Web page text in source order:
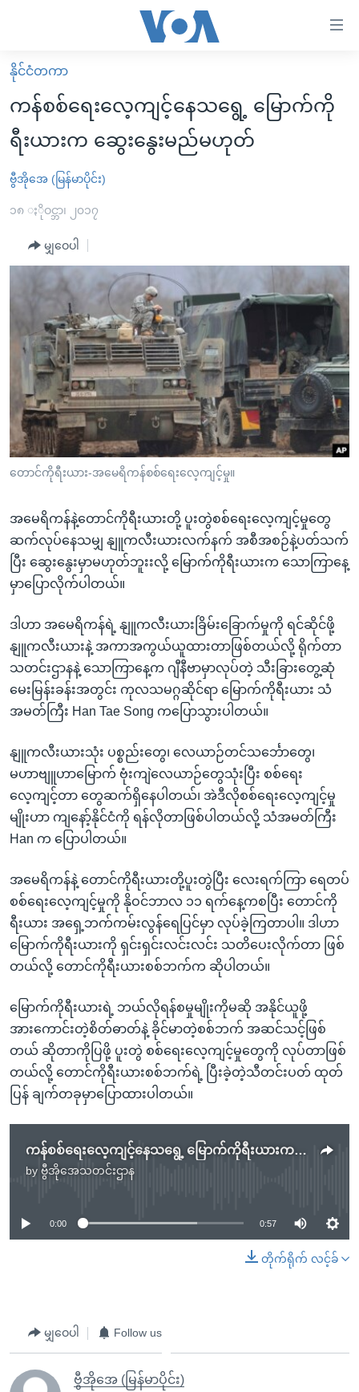
လွယ်ကူ
စေ
သည့်
Link
များ
ပင်မ
ပင်မ
စာမျက်နှာ
သို့
ကျော်
ကြည့်
ရှာဖွေ
ရန်
နေရာ
သို့
ရန်
မူလစာမျက်နှာ
မြန်မာ
ကမ္ဘာ့သတင်းများ
နိုင်ငံတကာ
အစ္စရေး-ပါလက်စတိုင်း
ဗွီဒီယို
အင်္ဂလိပ်စာလေ့လာမယ်
အမေရိကန်သုံးအီဒီယံ
မကြေးမုံရဲ့ အင်္ဂလိပ်စာ
ရုပ်ရှင်ထဲက အင်္ဂလိပ်စာ
သုတပဒေသာ အင်္ဂလိပ်စာ
အပတ်စဉ်ကဏ္ဍများ
ရေဒီယို
တီဗွီ
ရေဒီယိုနှင့်ရုပ်သံ အချက်အလက်များ
ရေဒီယို/တီဗွီအစီအစဉ်
Learning English
ဗွီအိုအေ လူမှုကွန်ယက်များ
ဘာသာစကားများ
နိုင်ငံတကာ
ကန်စစ်ရေးလေ့ကျင့်နေသရွေ့ မြောက်ကို
ရီးယားက ဆွေးနွေးမည်မဟုတ်
ဗွီအိုအေ (မြန်မာပိုင်း)
၁၈ ႏိုဝင္ဘာ၊ ၂၀၁၇
မျှဝေပါ
တောင်ကိုရီးယား-အမေရိကန်စစ်ရေးလေ့ကျင့်မှု။
အမေရိကန်နဲ့တောင်ကိုရီးယားတို့ ပူးတွဲစစ်ရေးလေ့ကျင့်မှုတွေ
ဆက်လုပ်နေသမျှ နျူကလီးယားလက်နက် အစီအစဉ်နဲ့ပတ်သက်
ပြီး ဆွေးနွေးမှာမဟုတ်ဘူးးလို့ မြောက်ကိုရီးယားက သောကြာနေ့
မှာပြောလိုက်ပါတယ်။
ဒါဟာ အမေရိကန်ရဲ့ နျူကလီးယားခြိမ်းခြောက်မှုကို ရင်ဆိုင်ဖို့
နျူကလီးယားနဲ့ အကာအကွယ်ယူထားတာဖြစ်တယ်လို့ ရိုက်တာ
သတင်းဌာနနဲ့ သောကြာနေ့က ဂျီနီဗာမှာလုပ်တဲ့ သီးခြားတွေ့ဆုံ
မေးမြန်းခန်းအတွင်း ကုလသမဂ္ဂဆိုင်ရာ မြောက်ကိုရီးယား သံ
အမတ်ကြီး Han Tae Song ကပြောသွားပါတယ်။
နျူကလီးယားသုံး ပစ္စည်းတွေ၊ လေယာဉ်တင်သင်္ဘောတွေ၊
မဟာဗျူဟာမြောက် ဗုံးကျဲလေယာဉ်တွေသုံးပြီး စစ်ရေး
လေ့ကျင့်တာ တွေဆက်ရှိနေပါတယ်၊ အဲဒီလိုစစ်ရေးလေ့ကျင့်မှု
မျိုးဟာ ကျနော့်နိုင်ငံကို ရန်လိုတာဖြစ်ပါတယ်လို့ သံအမတ်ကြီး
Han က ပြောပါတယ်။
အမေရိကန်နဲ့ တောင်ကိုရီးယားတို့ပူးတွဲပြီး လေးရက်ကြာ ရေတပ်
စစ်ရေးလေ့ကျင့်မှုကို နိုဝင်ဘာလ ၁၁ ရက်နေ့ကစပြီး တောင်ကို
ရီးယား အရှေ့ဘက်ကမ်းလွန်ရေပြင်မှာ လုပ်ခဲ့ကြတာပါ။ ဒါဟာ
မြောက်ကိုရီးယားကို ရှင်းရှင်းလင်းလင်း သတိပေးလိုက်တာ ဖြစ်
တယ်လို့ တောင်ကိုရီးယားစစ်ဘက်က ဆိုပါတယ်။
မြောက်ကိုရီးယားရဲ့ ဘယ်လိုရန်စမှုမျိုးကိုမဆို အနိုင်ယူဖို့
အားကောင်းတဲ့စိတ်ဓာတ်နဲ့ ခိုင်မာတဲ့စစ်ဘက် အဆင်သင့်ဖြစ်
တယ် ဆိုတာကိုပြဖို့ ပူးတွဲ စစ်ရေးလေ့ကျင့်မှုတွေကို လုပ်တာဖြစ်
တယ်လို့ တောင်ကိုရီးယားစစ်ဘက်ရဲ့ ပြီးခဲ့တဲ့သီတင်းပတ် ထုတ်
ပြန် ချက်တခုမှာပြောထားပါတယ်။
ကန်စစ်ရေးလေ့ကျင့်နေသရွေ့ မြောက်ကိုရီးယားက ဆွေးနွေးမည်မဟုတ်
by ဗွီအိုအေသတင်းဌာန
No media source currently available
0:00 0:57
တိုက်ရိုက် လင့်ခ်
မျှဝေပါ Follow us
ဗွီအိုအေ (မြန်မာပိုင်း)